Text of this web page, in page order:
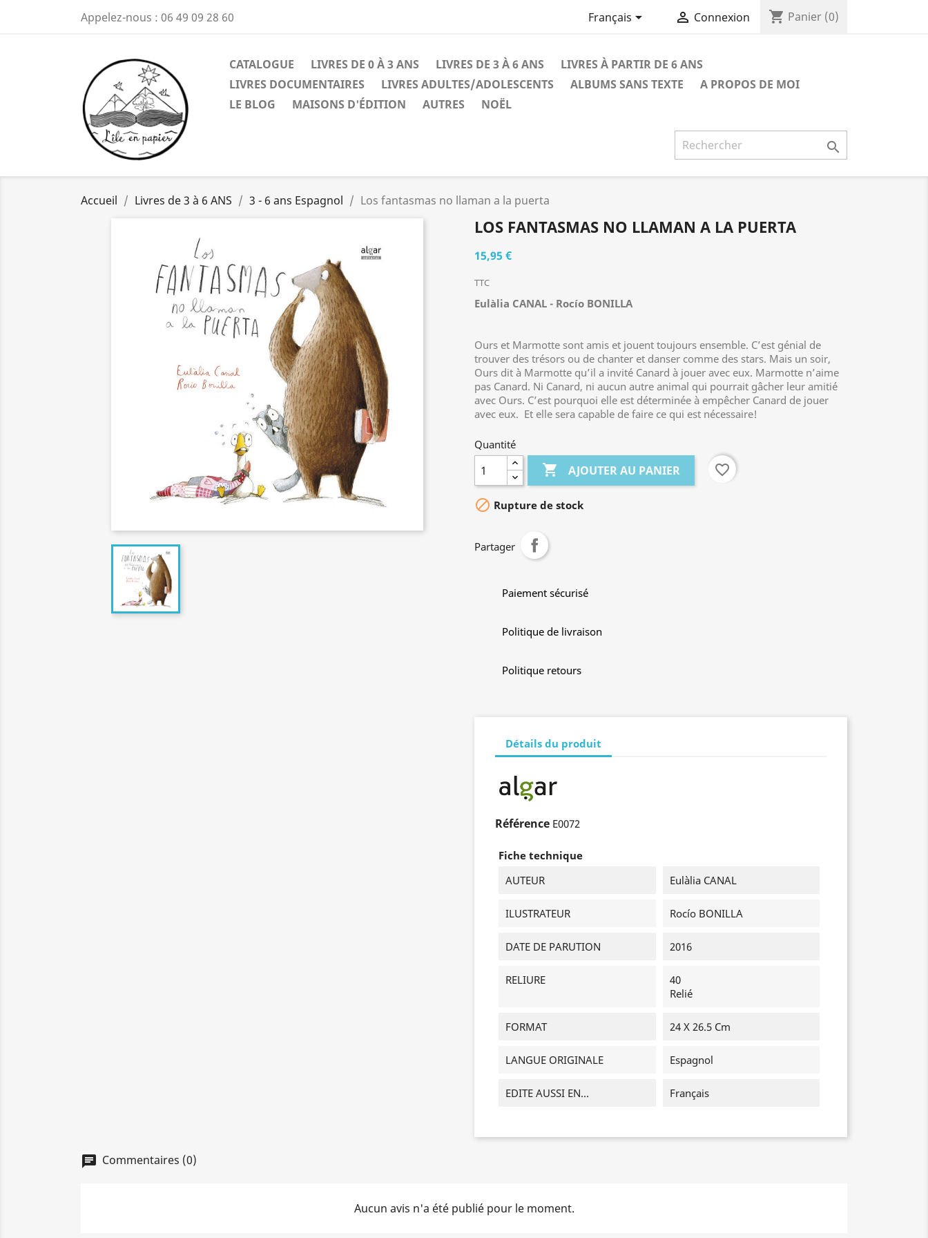
Appelez-nous : 06 49 09 28 60 Français  Connexion shopping_cart Panier (0)
CATALOGUE LIVRES DE 0 À 3 ANS LIVRES DE 3 À 6 ANS
LIVRES À PARTIR DE 6 ANS
LIVRES DOCUMENTAIRES
LIVRES ADULTES/ADOLESCENTS ALBUMS SANS TEXTE
A PROPOS DE MOI
LE BLOG
MAISONS D'ÉDITION AUTRES NOËL

Accueil Livres de 3 à 6 ANS 3 - 6 ans Espagnol Los fantasmas no llaman a la puerta
LOS FANTASMAS NO LLAMAN A LA PUERTA
15,95 €
TTC
Eulàlia CANAL - Rocío BONILLA
Ours et Marmotte sont amis et jouent toujours ensemble. C’est génial de
trouver des trésors ou de chanter et danser comme des stars. Mais un soir,
Ours dit à Marmotte qu’il a invité Canard à jouer avec eux. Marmotte n’aime
pas Canard. Ni Canard, ni aucun autre animal qui pourrait gâcher leur amitié
avec Ours. C’est pourquoi elle est déterminée à empêcher Canard de jouer
avec eux. Et elle sera capable de faire ce qui est nécessaire!
Quantité
 AJOUTER AU PANIER favorite_border
 Rupture de stock
Partager
Paiement sécurisé
Politique de livraison
Politique retours
Détails du produit
Référence E0072
Fiche technique
AUTEUR
Eulàlia CANAL
ILUSTRATEUR Rocío BONILLA
DATE DE PARUTION 2016
RELIURE
40
Relié
FORMAT 24 X 26.5 Cm
LANGUE ORIGINALE Espagnol
EDITE AUSSI EN... Français
chat Commentaires (0)
Aucun avis n'a été publié pour le moment.